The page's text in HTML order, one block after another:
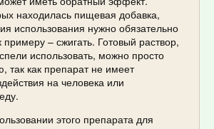
находилась пищевая добавка,
использования нужно обязательно
примеру – сжигать. Готовый раствор,
использовать, можно просто
так как препарат не имеет
на человека или
этого препарата для